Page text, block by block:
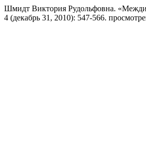
Шмидт Виктория Рудольфовна.
4 (декабрь 31, 2010): 547-566.